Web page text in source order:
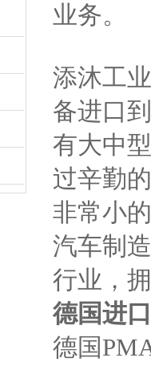
业务。
添沐工
备进口
有大中
过辛勤
非常小
汽车制
行业，
德国进
德国